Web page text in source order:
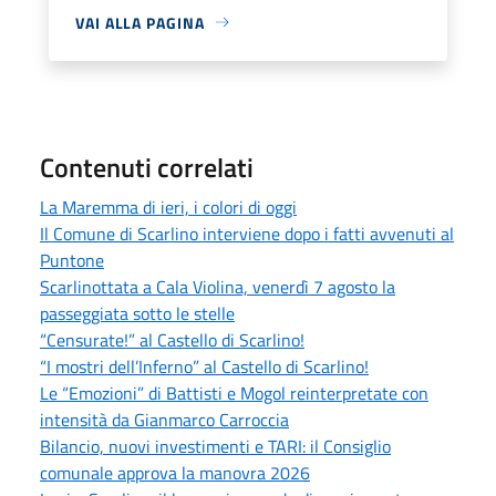
VAI ALLA PAGINA
Contenuti correlati
La Maremma di ieri, i colori di oggi
Il Comune di Scarlino interviene dopo i fatti avvenuti al
Puntone
Scarlinottata a Cala Violina, venerdì 7 agosto la
passeggiata sotto le stelle
“Censurate!” al Castello di Scarlino!
“I mostri dell’Inferno” al Castello di Scarlino!
Le “Emozioni” di Battisti e Mogol reinterpretate con
intensità da Gianmarco Carroccia
Bilancio, nuovi investimenti e TARI: il Consiglio
comunale approva la manovra 2026